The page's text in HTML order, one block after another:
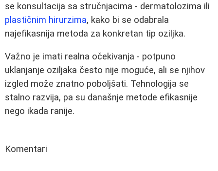
se konsultacija sa stručnjacima - dermatolozima ili
plastičnim hirurzima, kako bi se odabrala
najefikasnija metoda za konkretan tip oziljka.
Važno je imati realna očekivanja - potpuno
uklanjanje oziljaka često nije moguće, ali se njihov
izgled može znatno poboljšati. Tehnologija se
stalno razvija, pa su današnje metode efikasnije
nego ikada ranije.
Komentari